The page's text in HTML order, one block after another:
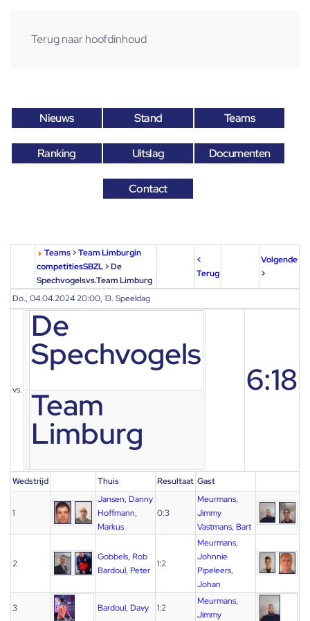
Terug naar hoofdinhoud
Nieuws Stand Teams
Ranking Uitslag Documenten
Contact
Teams>Team Limburgin
competitiesSBZL> De
Spechvogelsvs.Team Limburg
<
Terug
Volgende
>
Do., 04.04.2024 20:00, 13. Speeldag
vs.
De
Spechvogels
Team
Limburg
6:18
Wedstrijd Thuis Resultaat Gast
1
Jansen, Danny
Hoffmann,
Markus
0:3
Meurmans,
Jimmy
Vastmans, Bart
2
Gobbels, Rob
Bardoul, Peter
1:2
Meurmans,
Johnnie
Pipeleers,
Johan
3 Bardoul, Davy 1:2
Meurmans,
Jimmy